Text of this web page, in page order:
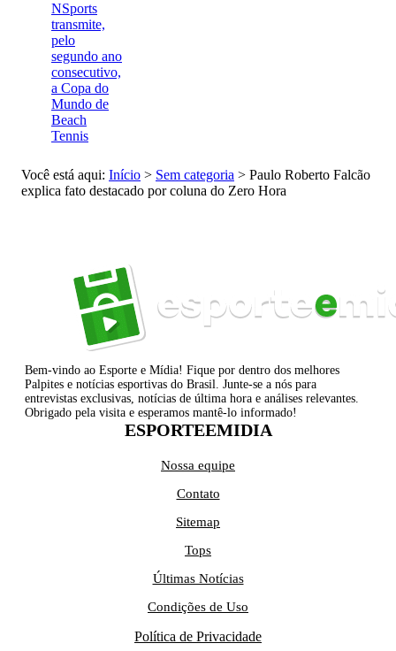
NSports
transmite,
pelo
segundo ano
consecutivo,
a Copa do
Mundo de
Beach
Tennis
Você está aqui: Início > Sem categoria > Paulo Roberto Falcão
explica fato destacado por coluna do Zero Hora
Bem-vindo ao Esporte e Mídia! Fique por dentro dos melhores
Palpites e notícias esportivas do Brasil. Junte-se a nós para
entrevistas exclusivas, notícias de última hora e análises relevantes.
Obrigado pela visita e esperamos mantê-lo informado!
ESPORTEEMIDIA
Nossa equipe
Contato
Sitemap
Tops
Últimas Notícias
Condições de Uso
Política de Privacidade